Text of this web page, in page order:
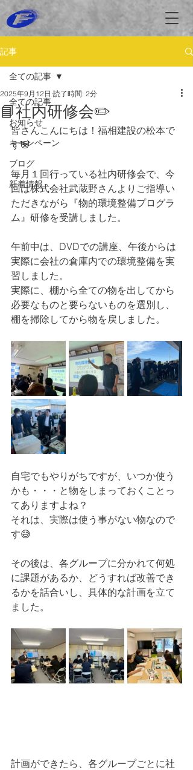
記事
全ての記事
お知らせ
キャンペーン
ブログ
新着情報
全ての記事
📘社内研修会✏️
2025年9月12日 読了時間: 2分
皆さんこんにちは！福相建設の松本で
す🐼
毎月１回行っている社内研修会で、今
回は株式会社武蔵野さんよりご指導い
ただきながら『物的環境整備プログラ
ム』研修を受講しました。
午前中は、DVDでの講座、午後からは
実際に会社の倉庫内での環境整備を実
習しました。
実際に、棚から全ての物を出してから
必要なものと要らないものを選別し、
棚を掃除してから物を戻しました。
自宅でもやりがちですが、いつか使う
かも・・・と物をしまっておくことっ
てありますよね？
それは、実際は使う事がない物なので
す😅
その後は、各グループに分かれて何処
に課題があるか、どうすれば改善でき
るかを話合いし、具体的な計画を立て
ました。
計画ができたら、各グループごとに社